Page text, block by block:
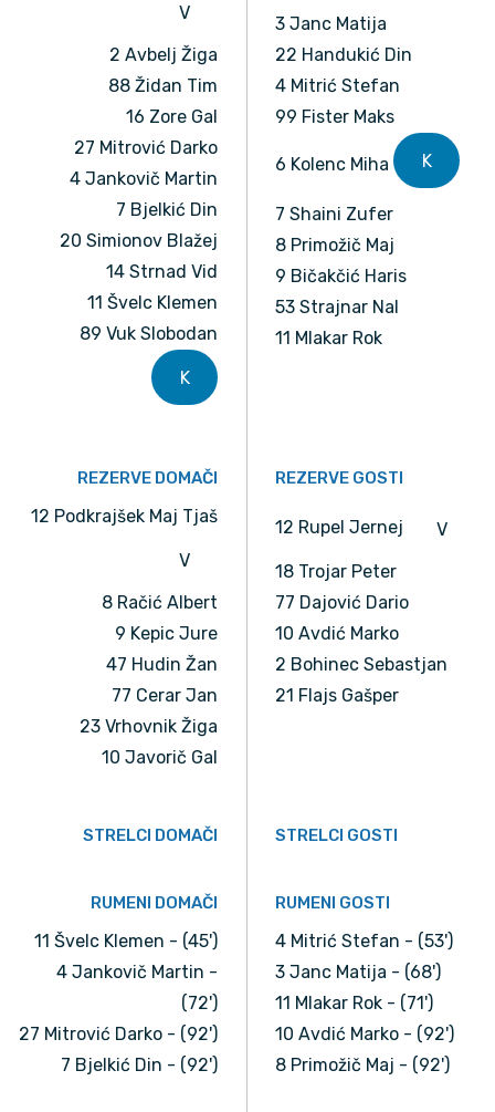
V
2 Avbelj Žiga
88 Židan Tim
16 Zore Gal
27 Mitrović Darko
4 Jankovič Martin
7 Bjelkić Din
20 Simionov Blažej
14 Strnad Vid
11 Švelc Klemen
89 Vuk Slobodan
K
3 Janc Matija
22 Handukić Din
4 Mitrić Stefan
99 Fister Maks
6 Kolenc Miha K
7 Shaini Zufer
8 Primožič Maj
9 Bičakčić Haris
53 Strajnar Nal
11 Mlakar Rok
REZERVE DOMAČI
12 Podkrajšek Maj Tjaš
V
8 Račić Albert
9 Kepic Jure
47 Hudin Žan
77 Cerar Jan
23 Vrhovnik Žiga
10 Javorič Gal
REZERVE GOSTI
12 Rupel Jernej V
18 Trojar Peter
77 Dajović Dario
10 Avdić Marko
2 Bohinec Sebastjan
21 Flajs Gašper
STRELCI DOMAČI STRELCI GOSTI
RUMENI DOMAČI
11 Švelc Klemen - (45')
4 Jankovič Martin -
(72')
27 Mitrović Darko - (92')
7 Bjelkić Din - (92')
RUMENI GOSTI
4 Mitrić Stefan - (53')
3 Janc Matija - (68')
11 Mlakar Rok - (71')
10 Avdić Marko - (92')
8 Primožič Maj - (92')